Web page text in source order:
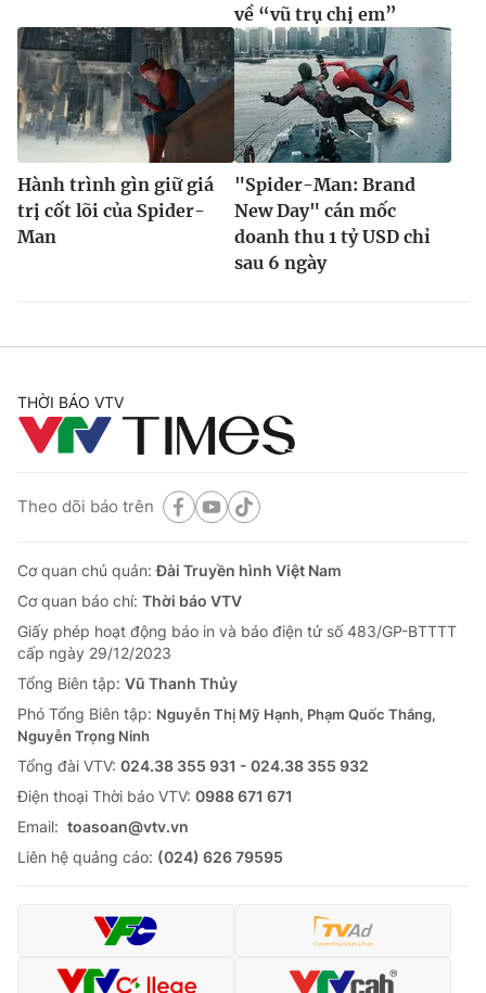
về “vũ trụ chị em”
Hành trình gìn giữ giá
trị cốt lõi của Spider-
Man
"Spider-Man: Brand
New Day" cán mốc
doanh thu 1 tỷ USD chỉ
sau 6 ngày
THỜI BÁO VTV
Theo dõi báo trên
Cơ quan chủ quản:Đài Truyền hình Việt Nam
Cơ quan báo chí: Thời báo VTV
Giấy phép hoạt động báo in và báo điện tử số 483/GP-BTTTT
cấp ngày 29/12/2023
Tổng Biên tập: Vũ Thanh Thủy
Phó Tổng Biên tập: Nguyễn Thị Mỹ Hạnh, Phạm Quốc Thắng,
Nguyễn Trọng Ninh
Tổng đài VTV: 024.38 355 931 - 024.38 355 932
Ðiện thoại Thời báo VTV: 0988 671 671
Email: toasoan@vtv.vn
Liên hệ quảng cáo: (024) 626 79595